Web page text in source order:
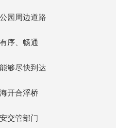
园周边道路
序、畅通
够尽快到达
开合浮桥
交管部门